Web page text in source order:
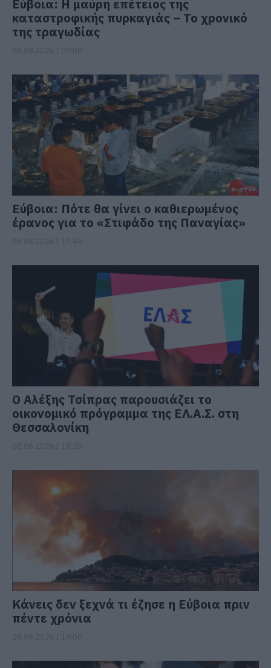
Εύβοια: Η μαύρη επέτειος της
καταστροφικής πυρκαγιάς – Το χρονικό
της τραγωδίας
Εύβοια: Πότε θα γίνει ο καθιερωμένος
έρανος για το «Στιφάδο της Παναγίας»
Ο Αλέξης Τσίπρας παρουσιάζει το
οικονομικό πρόγραμμα της ΕΛ.Α.Σ. στη
Θεσσαλονίκη
Κάνεις δεν ξεχνά τι έζησε η Εύβοια πριν
πέντε χρόνια